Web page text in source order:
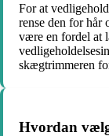
For at
rense den for hår
være en fordel at
skægtrimmeren
Hvordan